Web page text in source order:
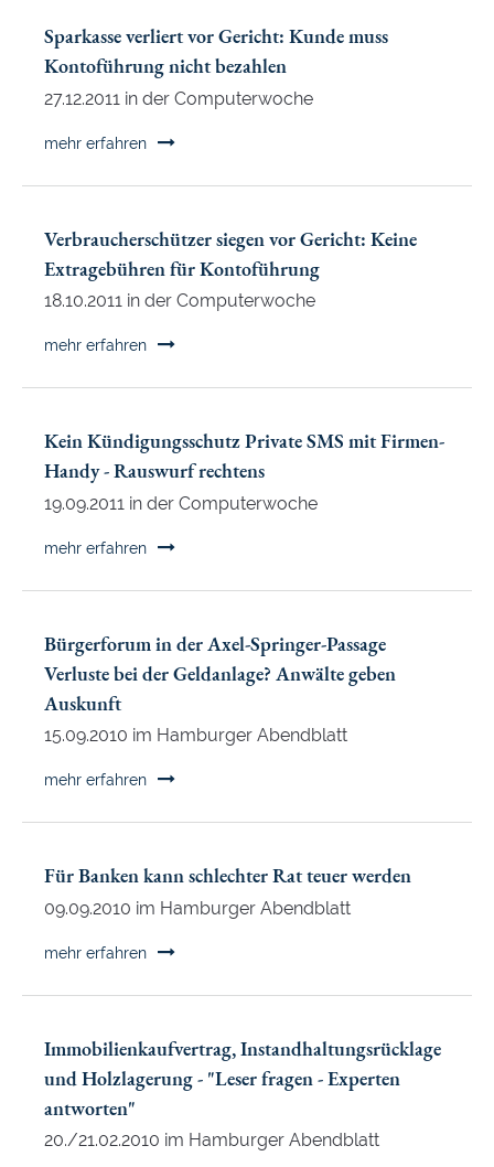
Sparkasse verliert vor Gericht: Kunde muss
Kontoführung nicht bezahlen
27.12.2011 in der Computerwoche
mehr erfahrenSparkasse
Kunde
muss
Kontoführung
bezahlen
Verbraucherschützer siegen vor Gericht: Keine
Extragebühren für Kontoführung
18.10.2011 in der Computerwoche
mehr erfahrenVerbraucherschützer
Keine
Extragebühren
für
Kein Kündigungsschutz Private SMS mit Firmen-
Handy - Rauswurf rechtens
19.09.2011 in der Computerwoche
mehr erfahrenKein
mit
Firmen-
-
rechtens
Bürgerforum in der Axel-Springer-Passage
Verluste bei der Geldanlage? Anwälte geben
Auskunft
15.09.2010 im Hamburger Abendblatt
mehr erfahrenBürgerforum
Springer-
Passage
bei
Anwälte
Auskunft
Für Banken kann schlechter Rat teuer werden
09.09.2010 im Hamburger Abendblatt
mehr erfahrenFür
Rat
teuer
Immobilienkaufvertrag, Instandhaltungsrücklage
und Holzlagerung - "Leser fragen - Experten
antworten"
20./21.02.2010 im Hamburger Abendblatt